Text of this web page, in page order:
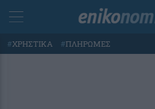
#ΧΡΗΣΤΙΚΑ #ΠΛΗΡΩΜΕΣ